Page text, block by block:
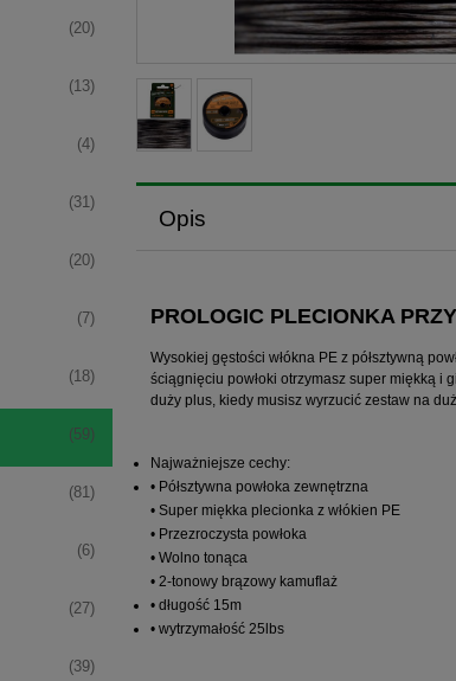
(20)
(13)
(4)
(31)
(20)
(7)
(18)
(59)
(81)
(6)
(27)
(39)
Opis
PROLOGIC PLECIONKA
Wysokiej gęstości włókna PE z półsztywną
ściągnięciu powłoki otrzymasz super miękką i
duży plus, kiedy musisz wyrzucić zestaw na
Najważniejsze cechy:
• Półsztywna powłoka zewnętrzna
• Super miękka plecionka z włókien PE
• Przezroczysta powłoka
• Wolno tonąca
• 2-tonowy brązowy kamuflaż
• długość 15m
• wytrzymałość 25lbs